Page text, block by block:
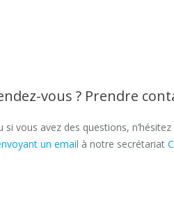
vous ? Prendre
vous avez des questions, n’hésitez
un email à notre secrétariat